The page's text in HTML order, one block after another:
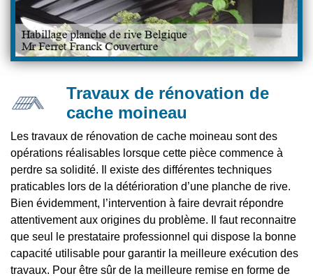
Travaux de rénovation de
cache moineau
Les travaux de rénovation de cache moineau sont des
opérations réalisables lorsque cette pièce commence à
perdre sa solidité. Il existe des différentes techniques
praticables lors de la détérioration d’une planche de rive.
Bien évidemment, l’intervention à faire devrait répondre
attentivement aux origines du problème. Il faut reconnaitre
que seul le prestataire professionnel qui dispose la bonne
capacité utilisable pour garantir la meilleure exécution des
travaux. Pour être sûr de la meilleure remise en forme de